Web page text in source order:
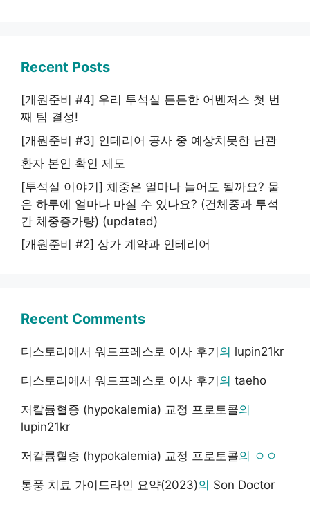
Recent Posts
[개원준비 #4] 우리 투석실 든든한 어벤저스 첫 번
째 팀 결성!
[개원준비 #3] 인테리어 공사 중 예상치못한 난관
환자 본인 확인 제도
[투석실 이야기] 체중은 얼마나 늘어도 될까요? 물
은 하루에 얼마나 마실 수 있나요? (건체중과 투석
간 체중증가량) (updated)
[개원준비 #2] 상가 계약과 인테리어
Recent Comments
티스토리에서 워드프레스로 이사 후기 의 lupin21kr
티스토리에서 워드프레스로 이사 후기 의 taeho
저칼륨혈증 (hypokalemia) 교정 프로토콜의
lupin21kr
저칼륨혈증 (hypokalemia) 교정 프로토콜의 ㅇㅇ
통풍 치료 가이드라인 요약(2023)의 Son Doctor